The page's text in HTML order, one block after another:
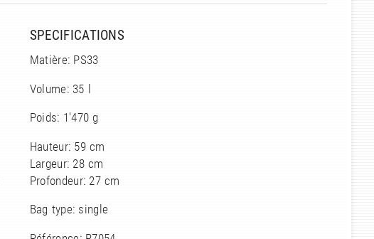
SPECIFICATIONS
Matière: PS33
Volume: 35 l
Poids: 1'470 g
Hauteur: 59 cm
Largeur: 28 cm
Profondeur: 27 cm
Bag type: single